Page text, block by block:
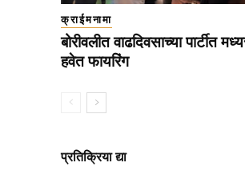
क्राईमनामा
बोरीवलीत वाढदिवसाच्या पार्टीत
हवेत फायरिंग
प्रतिक्रिया द्या